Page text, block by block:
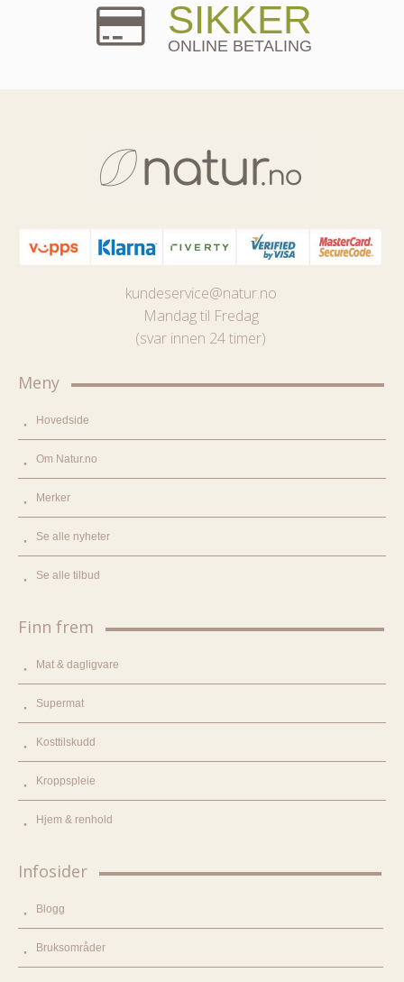
SIKKER
ONLINE BETALING
kundeservice@natur.no
Mandag til Fredag
(svar innen 24 timer)
Meny
Hovedside
Om Natur.no
Merker
Se alle nyheter
Se alle tilbud
Finn frem
Mat & dagligvare
Supermat
Kosttilskudd
Kroppspleie
Hjem & renhold
Infosider
Blogg
Bruksområder